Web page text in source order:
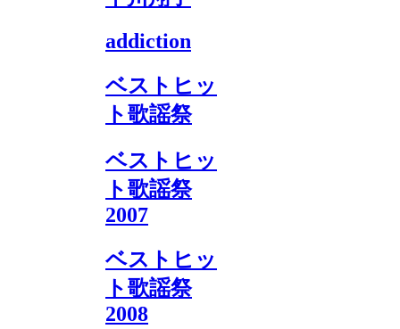
addiction
ベストヒッ
ト歌謡祭
ベストヒッ
ト歌謡祭
2007
ベストヒッ
ト歌謡祭
2008